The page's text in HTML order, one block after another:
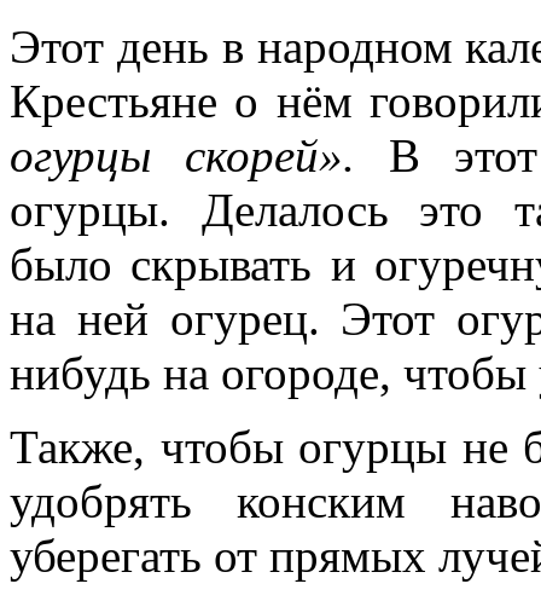
Этот день в народном
Крестьяне о нём
огурцы скорей». В
огурцы. Делалось это
было скрывать и
на ней огурец. Этот
нибудь на огороде,
Также, чтобы огурцы не
удобрять конским
уберегать от прямых